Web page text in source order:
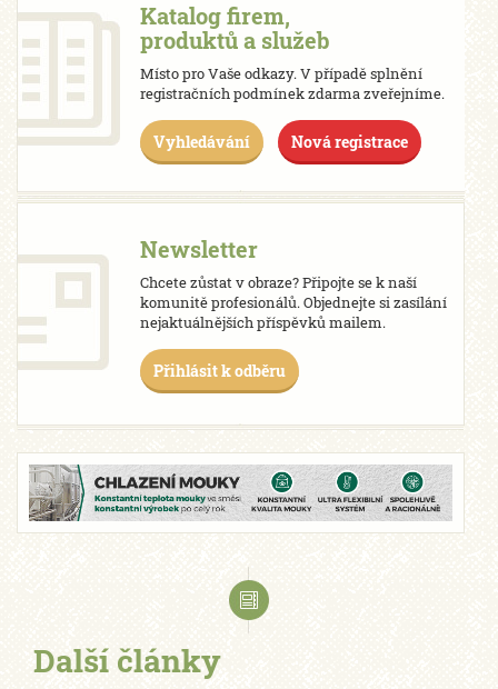
Katalog firem,
produktů a služeb
Místo pro Vaše odkazy. V případě splnění
registračních podmínek zdarma zveřejníme.
Vyhledávání Nová registrace
Newsletter
Chcete zůstat v obraze? Připojte se k naší
komunitě profesionálů. Objednejte si zasílání
nejaktuálnějších příspěvků mailem.
Přihlásit k odběru
Další články